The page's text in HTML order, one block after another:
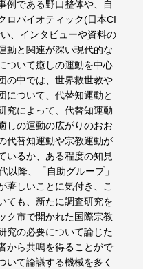
例である野口整体や、自
ロバイオティック(日本CI
、インタビューや資料の
動と関連が深い現代的な
ついて癒しの運動を中心
の中では、世界救世教や
について、代替知運動と
究によって、代替知運動
しの運動の広がりのおお
代替知運動や宗教運動が
いるか、ある程度の知見
以降、「自助グループ」
著しいことに気付き、こ
ても、新たに調査研究を
ク市で開かれた国際宗教
究の必要について論じた
から共鳴を得ることがで
いて論議する機械を多く